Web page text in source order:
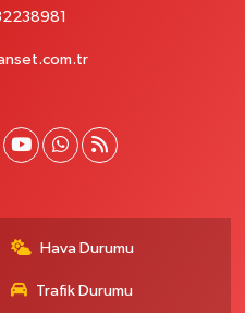
Hava Durumu
Trafik Durumu